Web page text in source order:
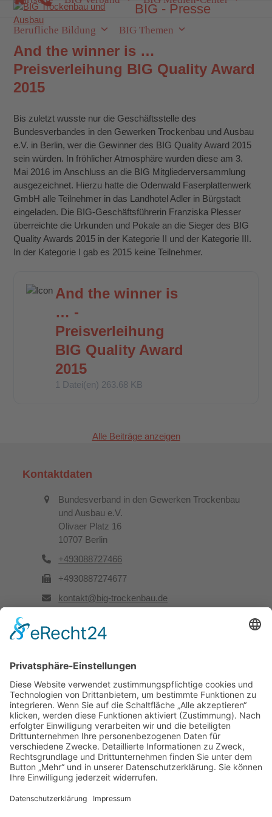
Skip
contentBerufliche Bildung BIG Themen
Open
mobile
menu
Close
mobile
menu
BIG - Presse
And the winner is …
Preisverleihung BIG Quality Award
2015
Bis zuletzt wusste nur die Geschäftsstelle des
Bundesverbandes in den Gewerken Trockenbau und Ausbau
e.V. in Berlin, wer die Gewinner des BIG Quality Award 2015
sein würden. In fröhlicher Atmosphäre wurden diese am 3.
Mai 2016 im Anschluss an die BIG Mitgliederversammlung
ausgezeichnet. Hierzu hatte die Odenwald Faserplattenwerk
GmbH alle Teilnehmer in das Landhotel Adler in Bürgstadt
eingeladen. Die BIG-Geschäftsführerin Franziska Plesser
überreichte die Urkunden und Pokale an die Sieger des BIG
Quality Awards 2015 in der Kategorie II und der Kategorie III.
In der Kategorie I gab es 2015 keine Teilnehmer.
And the winner is
… -
Preisverleihung
BIG Quality Award
2015
1 Datei(en) 263.68 KB
Alle Beiträge anzeigen
Kontaktdaten
Bundesverband in den Gewerken Trockenbau
und Ausbau e.V.
Olivaer Platz 16
10707 Berlin
+493088727466
+4930887274677
kontakt@big-trockenbau.de
Rechtliches
Kontakt
Impressum
Datenschutz